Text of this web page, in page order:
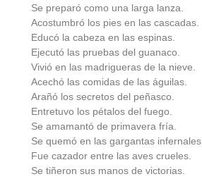
Se preparó como una larga lanza.
Acostumbró los pies en las cascadas.
Educó la cabeza en las espinas.
Ejecutó las pruebas del guanaco.
Vivió en las madrigueras de la nieve.
Acechó las comidas de las águilas.
Arañó los secretos del peñasco.
Entretuvo los pétalos del fuego.
Se amamantó de primavera fría.
Se quemó en las gargantas infernales.
Fue cazador entre las aves crueles.
Se tiñeron sus manos de victorias.